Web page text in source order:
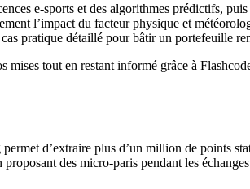
e‑sports et des algorithmes prédictifs,
l’impact du facteur physique et
pratique détaillé pour bâtir un portefeuille
tout en restant informé grâce à
d’extraire plus d’un million de points
des micro‑paris pendant les